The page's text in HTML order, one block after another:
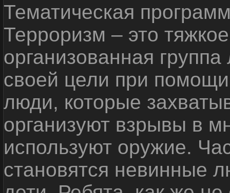
Тематическая
Терроризм – это
организованная
своей цели при
люди, которые
организуют взрывы в
используют оружие.
становятся невинные